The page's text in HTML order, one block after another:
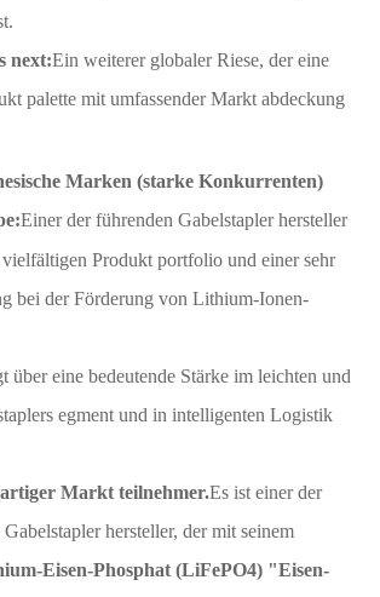
next:Ein weiterer globaler Riese, der eine
palette mit umfassender Markt abdeckung
Marken (starke Konkurrenten)
Einer der führenden Gabelstapler hersteller
Produkt portfolio und einer sehr
bei der Förderung von Lithium-Ionen-
über eine bedeutende Stärke im leichten und
egment und in intelligenten Logistik
Markt teilnehmer.Es ist einer der
hersteller, der mit seinem
Eisen-Phosphat (LiFePO4) "Eisen-